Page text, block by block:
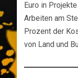
Euro in
Arbeiten am
Prozent der
von Land und